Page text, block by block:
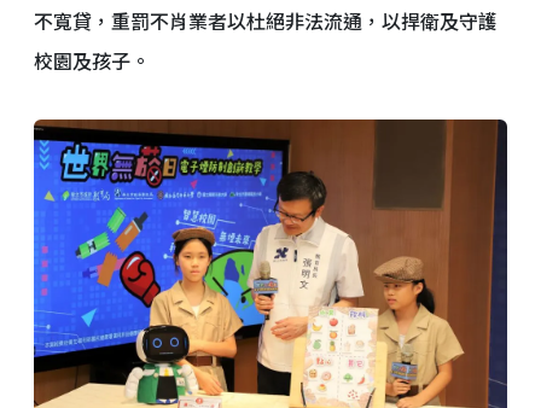
不寬貸，重罰不肖業者以杜絕非法流通，以捍衛及守護
校園及孩子。